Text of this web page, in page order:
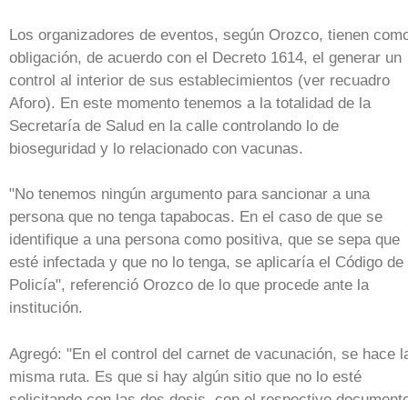
Los organizadores de eventos, según Orozco, tienen
obligación, de acuerdo con el Decreto 1614, el generar un
control al interior de sus establecimientos (ver recuadro
Aforo). En este momento tenemos a la totalidad de la
Secretaría de Salud en la calle controlando lo de
bioseguridad y lo relacionado con vacunas.
"No tenemos ningún argumento para sancionar a una
persona que no tenga tapabocas. En el caso de que se
identifique a una persona como positiva, que se sepa que
esté infectada y que no lo tenga, se aplicaría el Código de
Policía", referenció Orozco de lo que procede ante la
institución.
Agregó: "En el control del carnet de vacunación, se hace
misma ruta. Es que si hay algún sitio que no lo esté